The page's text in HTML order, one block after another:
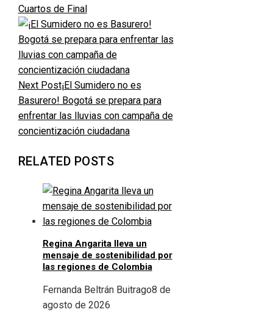
Cuartos de Final
Next Post¡El Sumidero no es
Basurero! Bogotá se prepara para
enfrentar las lluvias con campaña de
concientización ciudadana
RELATED POSTS
Regina Angarita lleva un
mensaje de sostenibilidad por
las regiones de Colombia
Fernanda Beltrán Buitrago8 de
agosto de 2026